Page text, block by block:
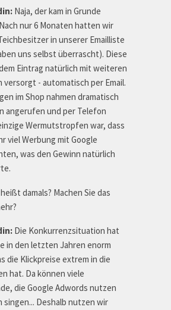
Naja, der kam in Grunde
nur 6 Monaten hatten wir
in unserer Emailliste
uns selbst überrascht). Diese
Eintrag natürlich mit weiteren
- automatisch per Email.
im Shop nahmen dramatisch
angerufen und per Telefon
Wermutstropfen war, dass
viel Werbung mit Google
was den Gewinn natürlich
damals? Machen Sie das
Die Konkurrenzsituation hat
in den letzten Jahren enorm
die Klickpreise extrem in die
hat. Da können viele
die Google Adwords nutzen
singen... Deshalb nutzen wir